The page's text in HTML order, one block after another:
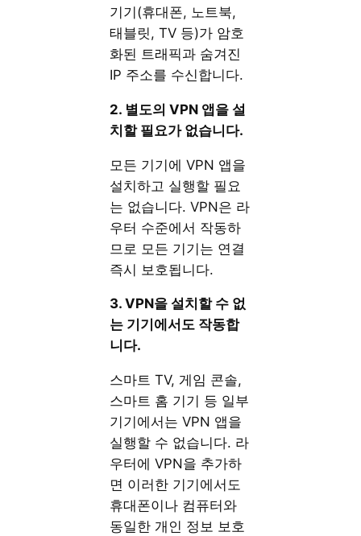
기기(휴대폰, 노트북,
태블릿, TV 등)가 암호
화된 트래픽과 숨겨진
IP 주소를 수신합니다.
2. 별도의 VPN 앱을 설
치할 필요가 없습니다.
모든 기기에 VPN 앱을
설치하고 실행할 필요
는 없습니다. VPN은 라
우터 수준에서 작동하
므로 모든 기기는 연결
즉시 보호됩니다.
3. VPN을 설치할 수 없
는 기기에서도 작동합
니다.
스마트 TV, 게임 콘솔,
스마트 홈 기기 등 일부
기기에서는 VPN 앱을
실행할 수 없습니다. 라
우터에 VPN을 추가하
면 이러한 기기에서도
휴대폰이나 컴퓨터와
동일한 개인 정보 보호